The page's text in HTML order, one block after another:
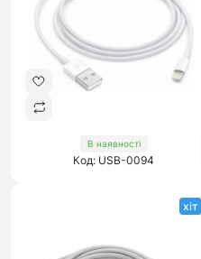
В наявності
Код: USB-0094
хіт